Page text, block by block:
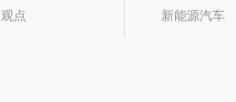
观点
新能源汽车